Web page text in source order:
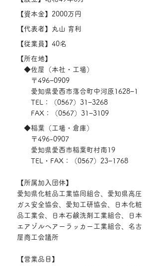
【資本金】2000万円
【代表者】丸山 育利
【従業員】40名
【所在地】
◆佐屋（本社・工場）
〒496−0909
愛知県愛西市落合町中河原1628−1
TEL：（0567）31−3268
FAX：（0567）31−3109
◆稲葉（工場・倉庫）
〒496-0907
愛知県愛西市稲葉町村南19
TEL・FAX：（0567）23−1768
【所属加入団体】
愛知県化粧品工業協同組合、愛知県高圧
ガス安全協会、愛知工研協会、日本化粧
品工業会、日本石鹸洗剤工業組合、日本
エアゾルヘアーラッカー工業組合、名古
屋商工会議所
【営業品目】